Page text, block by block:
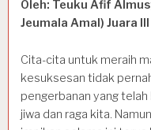
Oleh: Teuku Afif
Jeumala Amal) Juara
Cita-cita untuk meraih
kesuksesan tidak
pengerbanan yang
jiwa dan raga kita.